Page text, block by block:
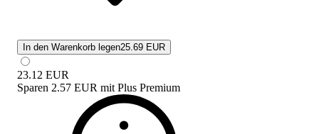
In den Warenkorb legen25.69 EUR
23.12 EUR
Sparen 2.57 EUR mit Plus Premium